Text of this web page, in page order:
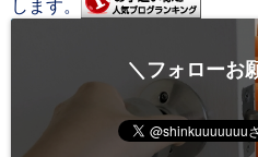
します。
＼フォローお